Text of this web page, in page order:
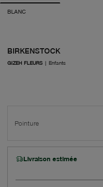
BLANC
BIRKENSTOCK
GIZEH FLEURS | Enfants
Pointure
Livraison estimée